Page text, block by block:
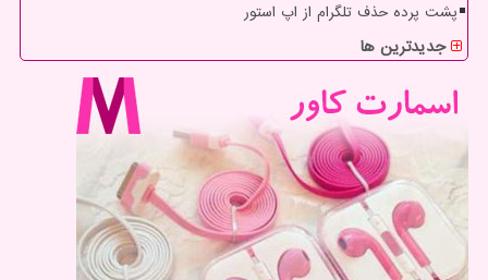
پشت پرده حذف تلگرام از اپ استور
جدیدترین ها